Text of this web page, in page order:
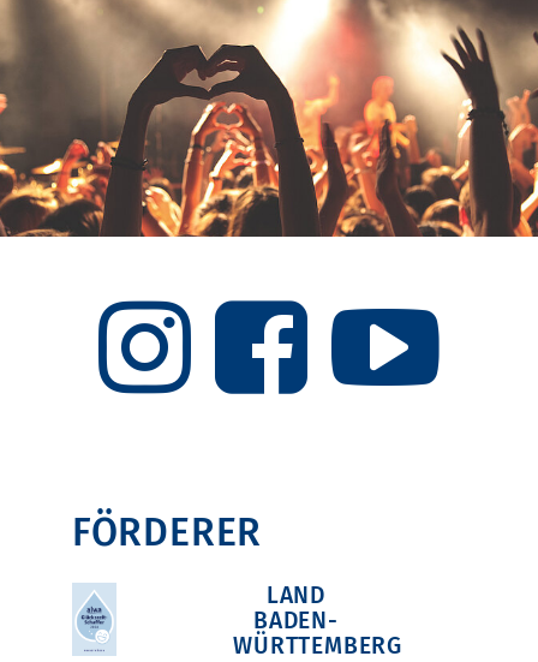
FÖRDERER
LAND
BADEN-
WÜRTTEMBERG